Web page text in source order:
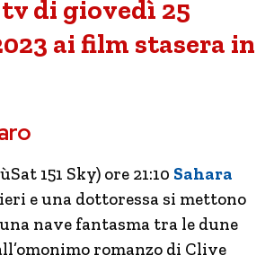
di giovedì 25
ai film stasera in
151 Sky) ore 21:10 Sahara
e una dottoressa si mettono
nave fantasma tra le dune
romanzo di Clive